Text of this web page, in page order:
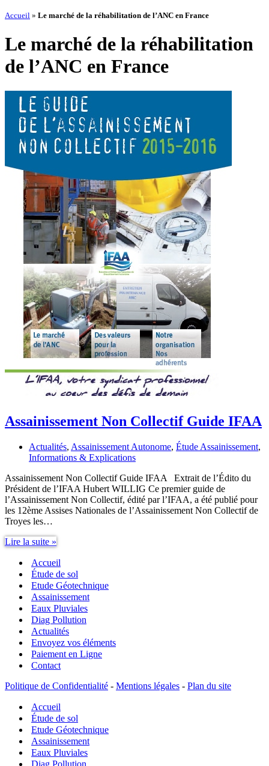
Accueil » Le marché de la réhabilitation de l’ANC en France
Le marché de la réhabilitation
de l’ANC en France
Assainissement Non Collectif Guide IFAA
Actualités, Assainissement Autonome, Étude Assainissement,
Informations & Explications
Assainissement Non Collectif Guide IFAA Extrait de l’Édito du
Président de l’IFAA Hubert WILLIG Ce premier guide de
l’Assainissement Non Collectif, édité par l’IFAA, a été publié pour
les 12ème Assises Nationales de l’Assainissement Non Collectif de
Troyes les…
Lire la suite »
Collectif
Guide
IFAA
Accueil
Étude de sol
Etude Géotechnique
Assainissement
Eaux Pluviales
Diag Pollution
Actualités
Envoyez vos éléments
Paiement en Ligne
Contact
Politique de Confidentialité - Mentions légales - Plan du site
Accueil
Étude de sol
Etude Géotechnique
Assainissement
Eaux Pluviales
Diag Pollution